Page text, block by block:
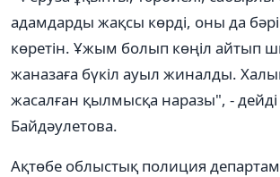
адамдарды жақсы көрді, оны да
көретін. Ұжым болып көңіл айтып
жаназаға бүкіл ауыл жиналды.
жасалған қылмысқа наразы", -
Байдәулетова.
Ақтөбе облыстық полиция